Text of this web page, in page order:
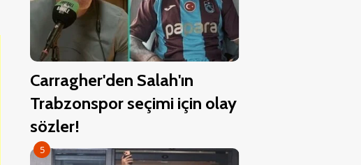
Carragher'den Salah'ın
Trabzonspor seçimi için olay
sözler!
5